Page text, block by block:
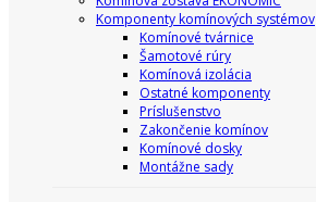
Komponenty komínových systémov
Komínové tvárnice
Šamotové rúry
Komínová izolácia
Ostatné komponenty
Príslušenstvo
Zakončenie komínov
Komínové dosky
Montážne sady